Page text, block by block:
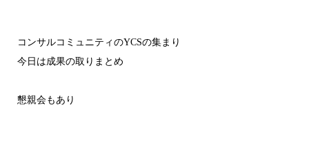
コンサルコミュニティのYCSの集まり
今日は成果の取りまとめ
懇親会もあり